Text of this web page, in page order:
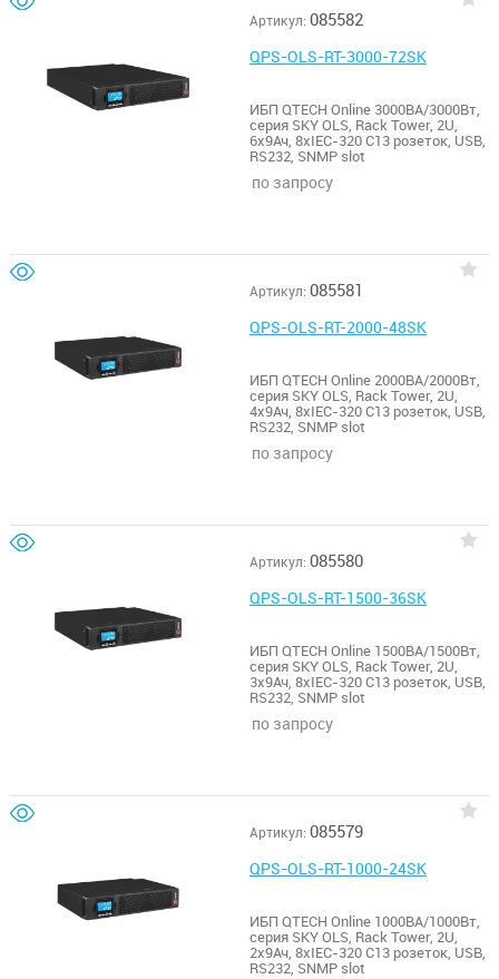
Артикул: 085582
QPS-OLS-RT-3000-72SK
ИБП QTECH Online 3000ВА/3000Вт,
серия SKY OLS, Rack Tower, 2U,
6х9Ач, 8xIEC-320 С13 розеток, USB,
RS232, SNMP slot
по запросу
Артикул: 085581
QPS-OLS-RT-2000-48SK
ИБП QTECH Online 2000ВА/2000Вт,
серия SKY OLS, Rack Tower, 2U,
4х9Ач, 8xIEC-320 С13 розеток, USB,
RS232, SNMP slot
по запросу
Артикул: 085580
QPS-OLS-RT-1500-36SK
ИБП QTECH Online 1500ВА/1500Вт,
серия SKY OLS, Rack Tower, 2U,
3х9Ач, 8xIEC-320 С13 розеток, USB,
RS232, SNMP slot
по запросу
Артикул: 085579
QPS-OLS-RT-1000-24SK
ИБП QTECH Online 1000ВА/1000Вт,
серия SKY OLS, Rack Tower, 2U,
2х9Ач, 8xIEC-320 С13 розеток, USB,
RS232, SNMP slot